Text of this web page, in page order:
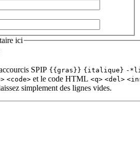
ici
SPIP {{gras}} {italique} -
<code> et le code HTML <q> <del>
simplement des lignes vides.